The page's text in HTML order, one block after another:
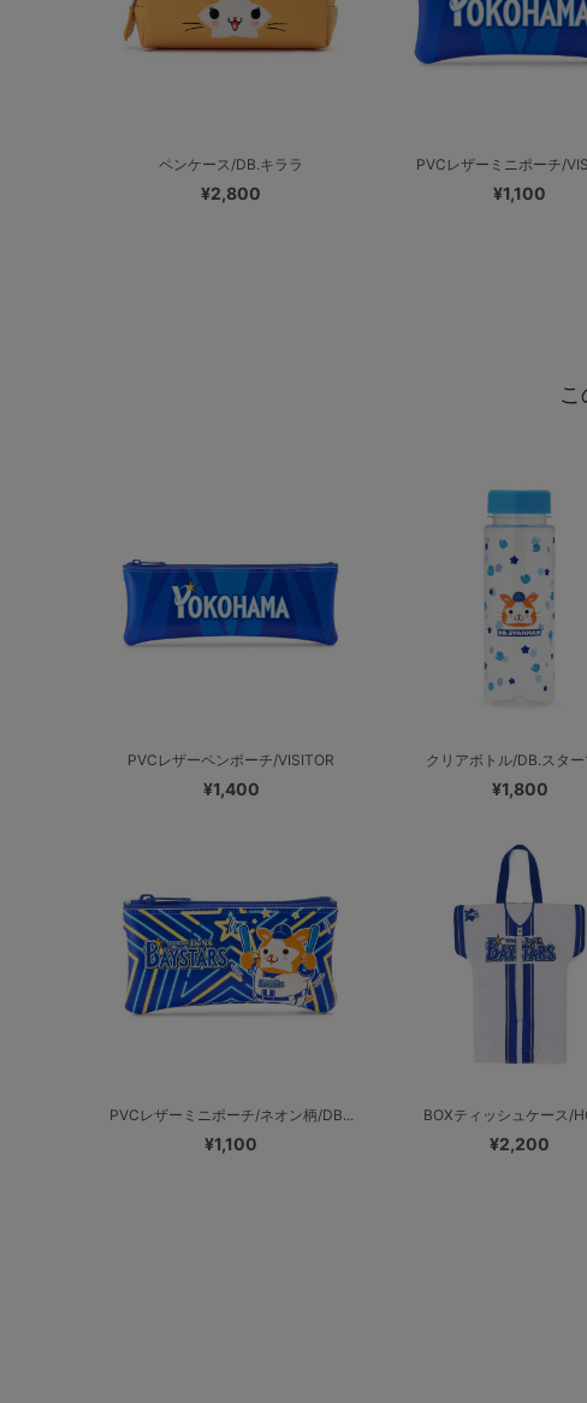
ペンケース/DB.キララ
¥2,800
PVCレザーミニポーチ/
¥1,100
PVCレザーペンポーチ/VISITOR
¥1,400
クリアボトル/DB.スター
¥1,800
PVCレザーミニポーチ/ネオン柄/DB...
¥1,100
BOXティッシュケース/
¥2,200